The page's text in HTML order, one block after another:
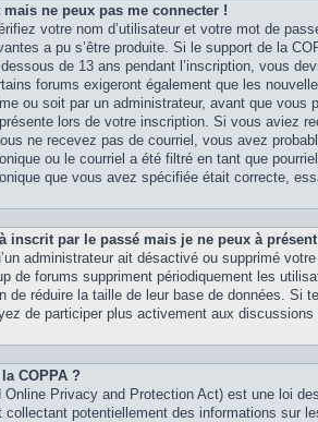
ne peux pas me connecter !
votre nom d’utilisateur et votre mot de
a pu s’être produite. Si le support de la
de 13 ans pendant l’inscription, vous
forums exigeront également que les
ou soit par un administrateur, avant que vous
lors de votre inscription. Si vous aviez
ne recevez pas de courriel, vous avez
ou le courriel a été filtré en tant que
que vous avez spécifiée était correcte,
inscrit par le passé mais je ne peux à
administrateur ait désactivé ou supprimé
de forums suppriment périodiquement les
de réduire la taille de leur base de données. Si
de participer plus activement aux
COPPA ?
Online Privacy and Protection Act) est une loi
collectant potentiellement des informations sur